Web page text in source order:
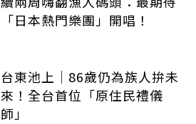
「日本熱門樂團」開唱！
台東池上│86歲仍為族人拚未
來！全台首位「原住民禮儀
師」